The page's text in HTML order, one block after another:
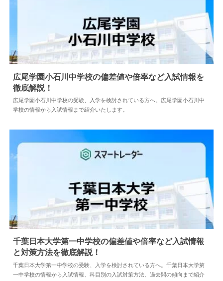
中学情報 2024.04.02
広尾学園小石川中学校の偏差値や倍率など入試情報を
徹底解説！
広尾学園小石川中学校の受験、入学を検討されている方へ。広尾学園小石川中
学校の情報から入試情報まで紹介いたします。
中学情報 2024.04.02
千葉日本大学第一中学校の偏差値や倍率など入試情報
と対策方法を徹底解説！
千葉日本大学第一中学校の受験、入学を検討されている方へ。千葉日本大学第
一中学校の情報から入試情報、科目別の入試対策方法、過去問の傾向まで紹介